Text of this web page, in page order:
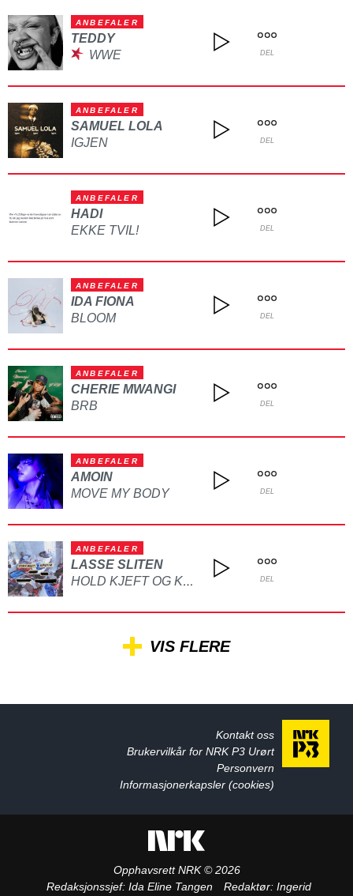
ANBEFALER
TEDDY
WWE
DEL
ANBEFALER
SAMUEL LOLA
IGJEN
DEL
ANBEFALER
HADI
EKKE TVIL!
DEL
ANBEFALER
IDA FIONA
BLOOM
DEL
ANBEFALER
CHERIE MWANGI
BRB
DEL
ANBEFALER
AMOIN
MOVE MY BODY
DEL
ANBEFALER
LASSE SLITEN
HOLD KJEFT OG KYSS MEG DEL
VIS FLERE
Kontakt oss
Brukervilkår for NRK P3 Urørt
Personvern
Informasjonerkapsler (cookies)
Opphavsrett NRK © 2026
Redaksjonssjef: Ida Eline Tangen Redaktør: Ingerid